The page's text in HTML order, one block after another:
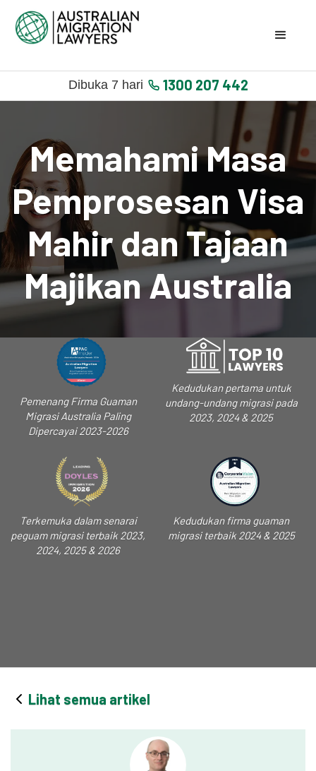
Dibuka 7 hari 1300 207 442
Memahami Masa
Pemprosesan Visa
Mahir dan Tajaan
Majikan Australia
Pemenang Firma Guaman
Migrasi Australia Paling
Dipercayai 2023-2026
Kedudukan pertama untuk
undang-undang migrasi pada
2023, 2024 & 2025
Terkemuka dalam senarai
peguam migrasi terbaik 2023,
2024, 2025 & 2026
Kedudukan firma guaman
migrasi terbaik 2024 & 2025
Lihat semua artikel